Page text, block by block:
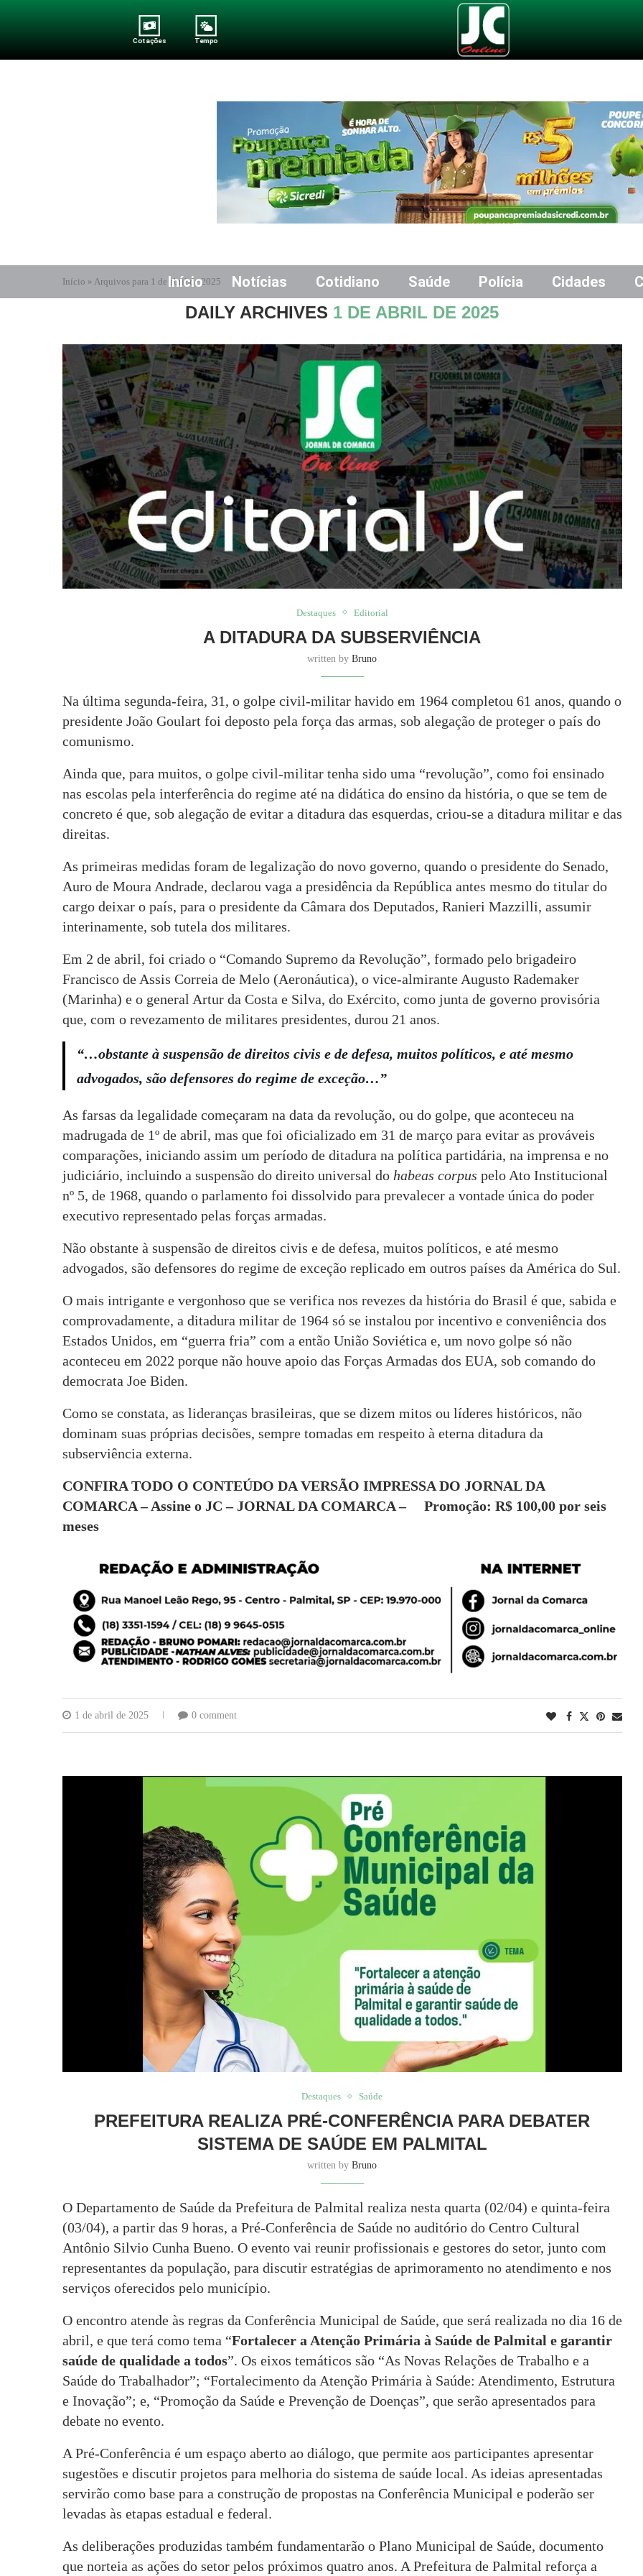
Cotações Tempo
Início Notícias Cotidiano Saúde Polícia Cidades
Início » Arquivos para 1 de abril de 2025
DAILY ARCHIVES 1 DE ABRIL DE 2025
Destaques Editorial
A DITADURA DA SUBSERVIÊNCIA
written byBruno
Na última segunda-feira, 31, o golpe civil-militar havido em 1964 completou 61 anos, quando o
presidente João Goulart foi deposto pela força das armas, sob alegação de proteger o país do
comunismo.
Ainda que, para muitos, o golpe civil-militar tenha sido uma “revolução”, como foi ensinado
nas escolas pela interferência do regime até na didática do ensino da história, o que se tem de
concreto é que, sob alegação de evitar a ditadura das esquerdas, criou-se a ditadura militar e das
direitas.
As primeiras medidas foram de legalização do novo governo, quando o presidente do Senado,
Auro de Moura Andrade, declarou vaga a presidência da República antes mesmo do titular do
cargo deixar o país, para o presidente da Câmara dos Deputados, Ranieri Mazzilli, assumir
interinamente, sob tutela dos militares.
Em 2 de abril, foi criado o “Comando Supremo da Revolução”, formado pelo brigadeiro
Francisco de Assis Correia de Melo (Aeronáutica), o vice-almirante Augusto Rademaker
(Marinha) e o general Artur da Costa e Silva, do Exército, como junta de governo provisória
que, com o revezamento de militares presidentes, durou 21 anos.
“…obstante à suspensão de direitos civis e de defesa, muitos políticos, e até mesmo
advogados, são defensores do regime de exceção…”
As farsas da legalidade começaram na data da revolução, ou do golpe, que aconteceu na
madrugada de 1º de abril, mas que foi oficializado em 31 de março para evitar as prováveis
comparações, iniciando assim um período de ditadura na política partidária, na imprensa e no
judiciário, incluindo a suspensão do direito universal do habeas corpus pelo Ato Institucional
nº 5, de 1968, quando o parlamento foi dissolvido para prevalecer a vontade única do poder
executivo representado pelas forças armadas.
Não obstante à suspensão de direitos civis e de defesa, muitos políticos, e até mesmo
advogados, são defensores do regime de exceção replicado em outros países da América do Sul.
O mais intrigante e vergonhoso que se verifica nos revezes da história do Brasil é que, sabida e
comprovadamente, a ditadura militar de 1964 só se instalou por incentivo e conveniência dos
Estados Unidos, em “guerra fria” com a então União Soviética e, um novo golpe só não
aconteceu em 2022 porque não houve apoio das Forças Armadas dos EUA, sob comando do
democrata Joe Biden.
Como se constata, as lideranças brasileiras, que se dizem mitos ou líderes históricos, não
dominam suas próprias decisões, sempre tomadas em respeito à eterna ditadura da
subserviência externa.
CONFIRA TODO O CONTEÚDO DA VERSÃO IMPRESSA DO JORNAL DA
COMARCA – Assine o JC – JORNAL DA COMARCA – Promoção: R$ 100,00 por seis
meses
1 de abril de 2025 0 comment
Destaques Saúde
PREFEITURA REALIZA PRÉ-CONFERÊNCIA PARA DEBATER
SISTEMA DE SAÚDE EM PALMITAL
written byBruno
O Departamento de Saúde da Prefeitura de Palmital realiza nesta quarta (02/04) e quinta-feira
(03/04), a partir das 9 horas, a Pré-Conferência de Saúde no auditório do Centro Cultural
Antônio Silvio Cunha Bueno. O evento vai reunir profissionais e gestores do setor, junto com
representantes da população, para discutir estratégias de aprimoramento no atendimento e nos
serviços oferecidos pelo município.
O encontro atende às regras da Conferência Municipal de Saúde, que será realizada no dia 16 de
abril, e que terá como tema “Fortalecer a Atenção Primária à Saúde de Palmital e garantir
saúde de qualidade a todos”. Os eixos temáticos são “As Novas Relações de Trabalho e a
Saúde do Trabalhador”; “Fortalecimento da Atenção Primária à Saúde: Atendimento, Estrutura
e Inovação”; e, “Promoção da Saúde e Prevenção de Doenças”, que serão apresentados para
debate no evento.
A Pré-Conferência é um espaço aberto ao diálogo, que permite aos participantes apresentar
sugestões e discutir projetos para melhoria do sistema de saúde local. As ideias apresentadas
servirão como base para a construção de propostas na Conferência Municipal e poderão ser
levadas às etapas estadual e federal.
As deliberações produzidas também fundamentarão o Plano Municipal de Saúde, documento
que norteia as ações do setor pelos próximos quatro anos. A Prefeitura de Palmital reforça a